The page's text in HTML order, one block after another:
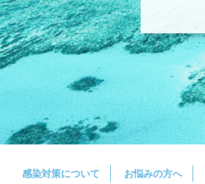
感染対策について お悩みの方へ